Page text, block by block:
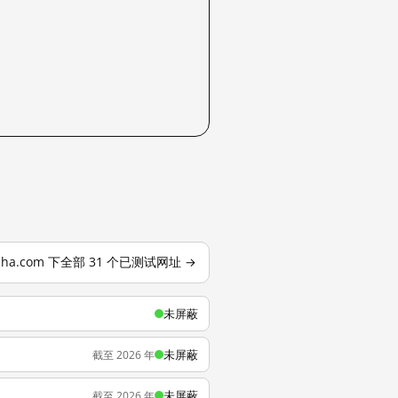
下全部 31 个已测试网址 →
未屏蔽
截至 2026 年 未屏蔽